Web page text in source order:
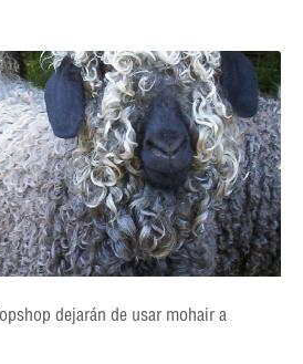
dejarán de usar mohair a